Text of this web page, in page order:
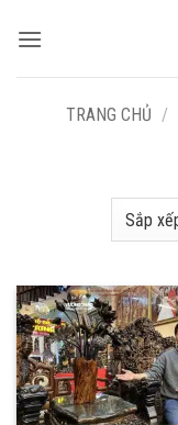
qua
TRANG CHỦ /